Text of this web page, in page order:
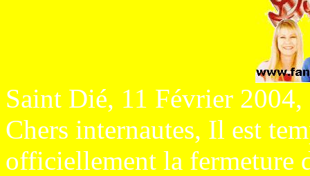
Saint Dié, 11 Février
Chers internautes, Il est
officiellement la fermeture